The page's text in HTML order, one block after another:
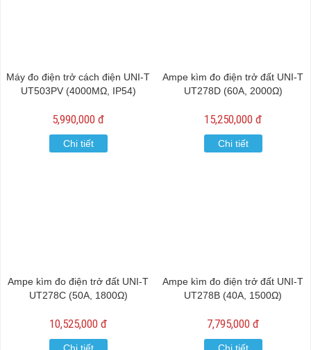
Máy đo điện trở cách điện UNI-T
UT503PV (4000MΩ, IP54)
5,990,000 đ
Chi tiết
Ampe kìm đo điện trở đất UNI-T
UT278D (60A, 2000Ω)
15,250,000 đ
Chi tiết
Ampe kìm đo điện trở đất UNI-T
UT278C (50A, 1800Ω)
10,525,000 đ
Ampe kìm đo điện trở đất UNI-T
UT278B (40A, 1500Ω)
7,795,000 đ